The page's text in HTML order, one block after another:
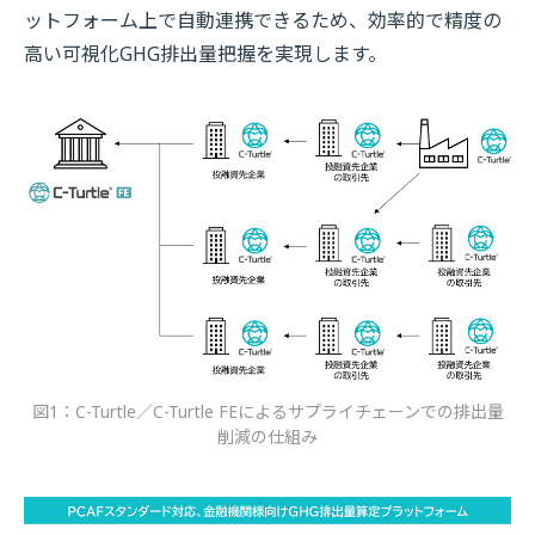
ットフォーム上で自動連携できるため、効率的で精度の
高い可視化GHG排出量把握を実現します。
図1：C-Turtle／C-Turtle FEによるサプライチェーンでの排出量
削減の仕組み